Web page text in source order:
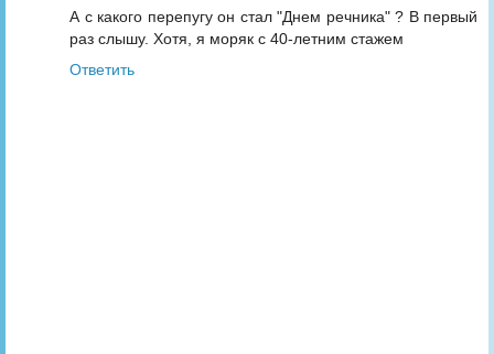
А с какого перепугу он стал "Днем речника" ? В первый
раз слышу. Хотя, я моряк с 40-летним стажем
Ответить